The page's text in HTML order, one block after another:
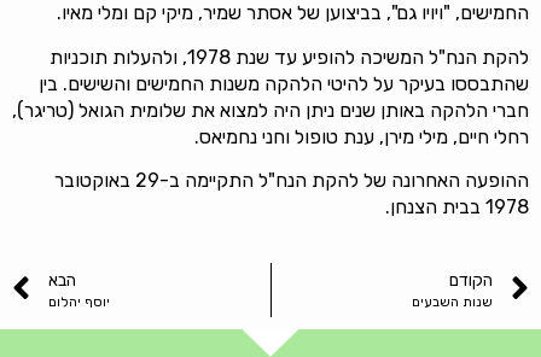
החמישים, "ויויו גם", בביצוען של אסתר שמיר, מיקי קם ומלי מאיו.
להקת הנח"ל המשיכה להופיע עד שנת 1978, ולהעלות תוכניות
שהתבססו בעיקר על להיטי הלהקה משנות החמישים והשישים. בין
חברי הלהקה באותן שנים ניתן היה למצוא את שלומית הגואל (טריגר),
רחלי חיים, מילי מירן, ענת טופול וחני נחמיאס.
ההופעה האחרונה של להקת הנח"ל התקיימה ב-29 באוקטובר
1978 בבית הצנחן.
הקודם
שנות השבעים
הבא
יוסף יהלום